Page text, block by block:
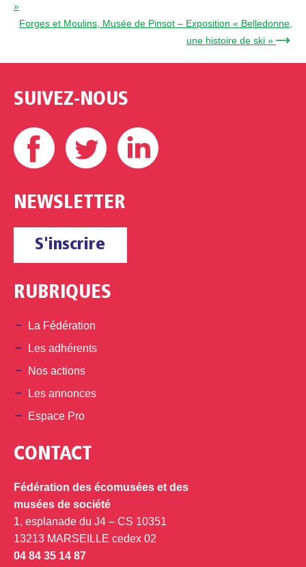
»
Forges et Moulins, Musée de Pinsot – Exposition « Belledonne,
une histoire de ski » →
SUIVEZ-NOUS
Facebook Twitter
NEWSLETTER
S'inscrire
RUBRIQUES
La Fédération
Les adhérents
Nos actions
Les annonces
Espace Pro
CONTACT
Fédération des écomusées et des
musées de société
1, esplanade du J4 – CS 10351
13213 MARSEILLE cedex 02
04 84 35 14 87